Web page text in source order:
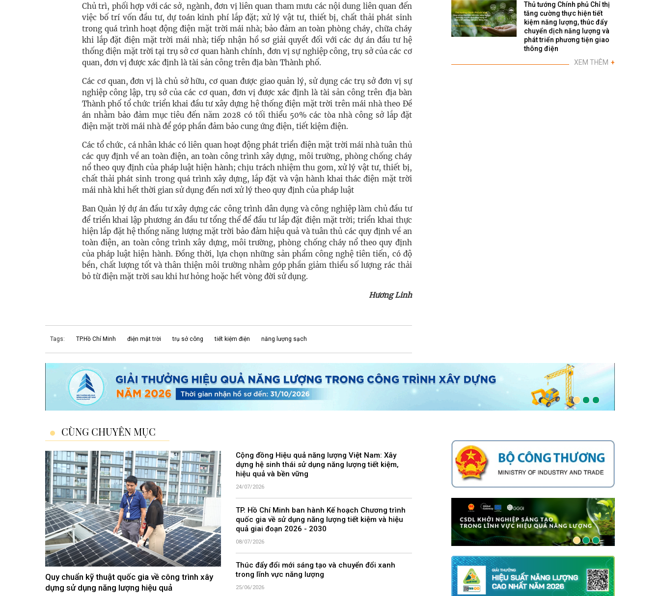
Chủ trì, phối hợp với các sở, ngành, đơn vị liên quan tham mưu các nội dung liên quan đến
việc bố trí vốn đầu tư, dự toán kinh phí lắp đặt; xử lý vật tư, thiết bị, chất thải phát sinh
trong quá trình hoạt động điện mặt trời mái nhà; bảo đảm an toàn phòng cháy, chữa cháy
khi lắp đặt điện mặt trời mái nhà; tiếp nhận hồ sơ giải quyết đối với các dự án đầu tư hệ
thống điện mặt trời tại trụ sở cơ quan hành chính, đơn vị sự nghiệp công, trụ sở của các cơ
quan, đơn vị được xác định là tài sản công trên địa bàn Thành phố.
Các cơ quan, đơn vị là chủ sở hữu, cơ quan được giao quản lý, sử dụng các trụ sở đơn vị sự
nghiệp công lập, trụ sở của các cơ quan, đơn vị được xác định là tài sản công trên địa bàn
Thành phố tổ chức triển khai đầu tư xây dựng hệ thống điện mặt trời trên mái nhà theo Đề
án nhằm bảo đảm mục tiêu đến năm 2028 có tối thiểu 50% các tòa nhà công sở lắp đặt
điện mặt trời mái nhà để góp phần đảm bảo cung ứng điện, tiết kiệm điện.
Các tổ chức, cá nhân khác có liên quan hoạt động phát triển điện mặt trời mái nhà tuân thủ
các quy định về an toàn điện, an toàn công trình xây dựng, môi trường, phòng chống cháy
nổ theo quy định của pháp luật hiện hành; chịu trách nhiệm thu gom, xử lý vật tư, thiết bị,
chất thải phát sinh trong quá trình xây dựng, lắp đặt và vận hành khai thác điện mặt trời
mái nhà khi hết thời gian sử dụng đến nơi xử lý theo quy định của pháp luật
Ban Quản lý dự án đầu tư xây dựng các công trình dân dụng và công nghiệp làm chủ đầu tư
để triển khai lập phương án đầu tư tổng thể để đầu tư lắp đặt điện mặt trời; triển khai thực
hiện lắp đặt hệ thống năng lượng mặt trời bảo đảm hiệu quả và tuân thủ các quy định về an
toàn điện, an toàn công trình xây dựng, môi trường, phòng chống cháy nổ theo quy định
của pháp luật hiện hành. Đồng thời, lựa chọn những sản phẩm công nghệ tiên tiến, có độ
bền, chất lượng tốt và thân thiện môi trường nhằm góp phần giảm thiểu số lượng rác thải
bỏ từ điện mặt trời sau khi hư hỏng hoặc hết vòng đời sử dụng.
Hương Linh
Tags: TP.Hồ Chí Minh điện mặt trời trụ sở công tiết kiệm điện năng lượng sạch
Thủ tướng Chính phủ Chỉ thị
tăng cường thực hiện tiết
kiệm năng lượng, thúc đẩy
chuyển dịch năng lượng và
phát triển phương tiện giao
thông điện
XEM THÊM +
CÙNG CHUYÊN MỤC
Quy chuẩn kỹ thuật quốc gia về công trình xây
dựng sử dụng năng lượng hiệu quả
Cộng đồng Hiệu quả năng lượng Việt Nam: Xây
dựng hệ sinh thái sử dụng năng lượng tiết kiệm,
hiệu quả và bền vững
24/07/2026
TP. Hồ Chí Minh ban hành Kế hoạch Chương trình
quốc gia về sử dụng năng lượng tiết kiệm và hiệu
quả giai đoạn 2026 - 2030
08/07/2026
Thúc đẩy đổi mới sáng tạo và chuyển đổi xanh
trong lĩnh vực năng lượng
25/06/2026